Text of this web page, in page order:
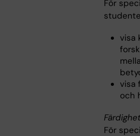
För
visa
visa
och
För